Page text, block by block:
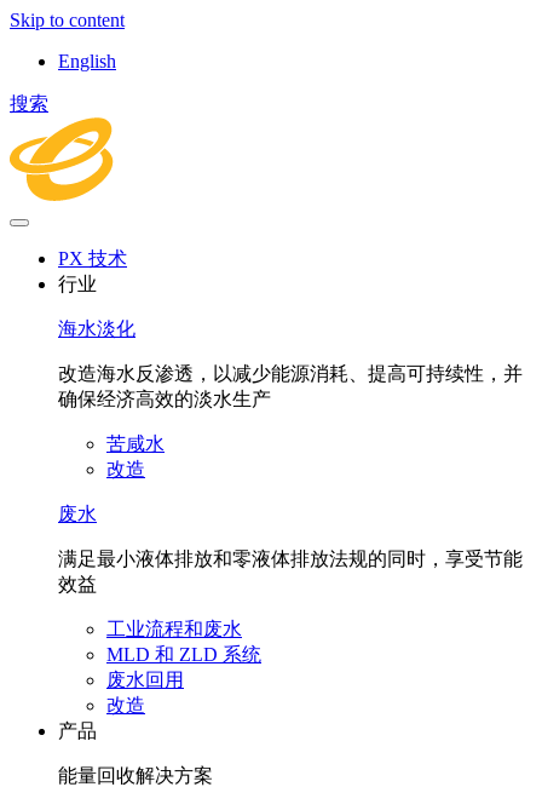
Skip to content
English
搜索
PX 技术
行业
海水淡化
改造海水反渗透，以减少能源消耗、提高可持续性，并
确保经济高效的淡水生产
苦咸水
改造
废水
满足最小液体排放和零液体排放法规的同时，享受节能
效益
工业流程和废水
MLD 和 ZLD 系统
废水回用
改造
产品
能量回收解决方案